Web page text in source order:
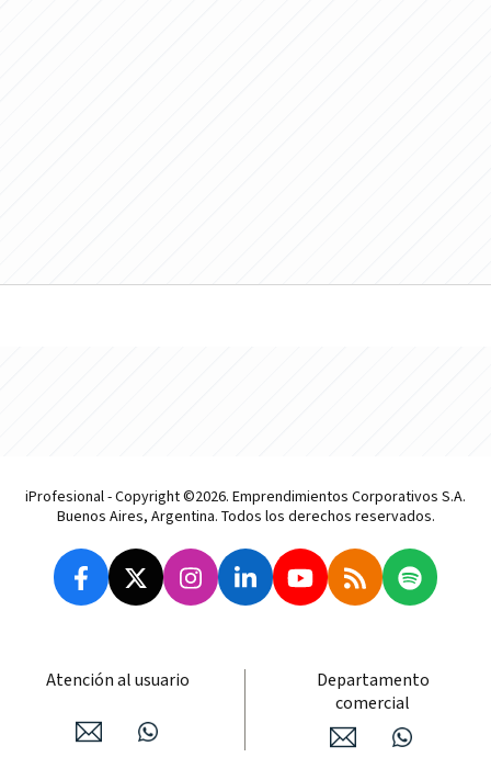
iProfesional - Copyright ©2026. Emprendimientos Corporativos S.A.
Buenos Aires, Argentina. Todos los derechos reservados.
Atención al usuario
Departamento
comercial